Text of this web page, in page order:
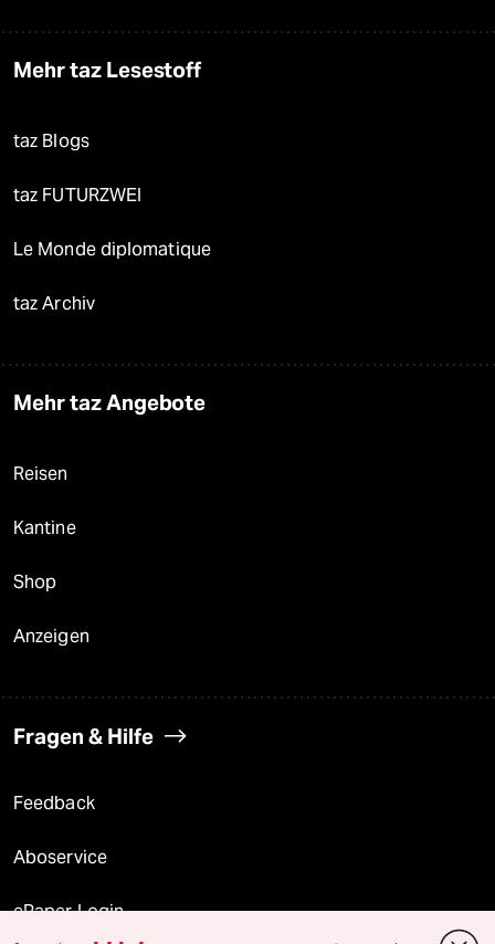
Mehr taz Lesestoff
taz Blogs
taz FUTURZWEI
Le Monde diplomatique
taz Archiv
Mehr taz Angebote
Reisen
Kantine
Shop
Anzeigen
Fragen & Hilfe
Feedback
Aboservice
ePaper Login